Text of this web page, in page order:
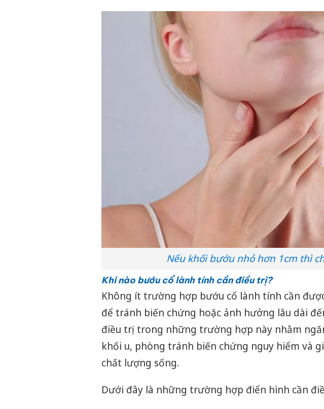
Nếu khối bướu nhỏ hơn 1cm thì
Khi nào bướu cổ lành tính cần điều trị?
Không ít trường hợp bướu cổ lành tính cần
để tránh biến chứng hoặc ảnh hưởng lâu dài
điều trị trong những trường hợp này nhằm
khối u, phòng tránh biến chứng nguy hiểm và
chất lượng sống.
Dưới đây là những trường hợp điển hình cần